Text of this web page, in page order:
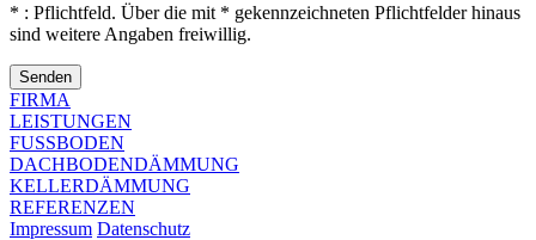
* : Pflichtfeld. Über die mit * gekennzeichneten Pflichtfelder hinaus
sind weitere Angaben freiwillig.
Senden
FIRMA
LEISTUNGEN
FUSSBODEN
DACHBODENDÄMMUNG
KELLERDÄMMUNG
REFERENZEN
Impressum Datenschutz